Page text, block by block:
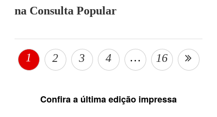
na Consulta Popular
1 2 3 4 … 16
Confira a última edição impressa